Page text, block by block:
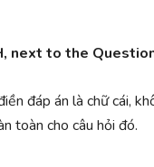
next to the
đáp án là chữ cái,
toàn cho câu hỏi đó.